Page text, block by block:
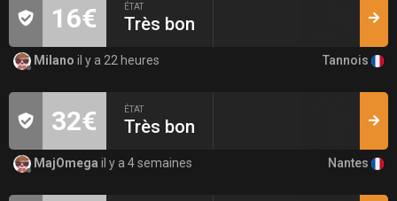
16€ ÉTAT
Très bon
Milano il y a 22 heures Tannois
32€ ÉTAT
Très bon
MajOmega il y a 4 semaines Nantes